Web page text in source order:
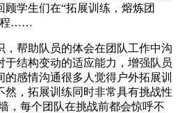
学生们在“拓展训练，熔炼团
程……
，帮助队员的体会在团队工作中沟
于结构变动的适应能力，增强队员
感情沟通很多人觉得户外拓展训
然，拓展训练同时非常具有挑战性
，每个团队在挑战前都会惊呼不